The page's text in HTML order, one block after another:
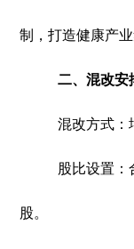
制，打造健康产
二、混改安
混改方式：
股比设置：
股。